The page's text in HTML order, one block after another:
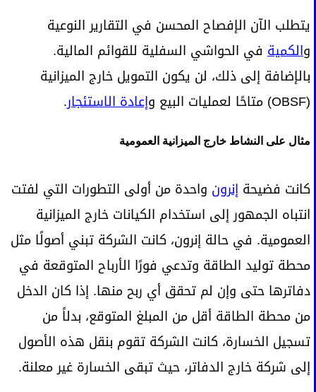
يتطلب الآن الإفصاح المحسن في التقارير النوعية
والكمية في الحواشي السفلية للقوائم المالية.
بالإضافة إلى ذلك، لن يكون التمويل خارج الميزانية
(OBSF) متاحًا لعمليات البيع و
إعادة الاستئجار.
مثال على النشاط خارج الميزانية العمومية
كانت فضيحة إنرون واحدة من أولى التطورات التي لفتت
انتباه الجمهور إلى استخدام الكيانات خارج الميزانية
العمومية. في حالة إنرون، كانت الشركة تبني أصولًا مثل
محطة توليد الطاقة وتدعي فورًا الأرباح المتوقعة في
دفاترها حتى وإن لم تحقق أي ربح منها. إذا كان الدخل
من محطة الطاقة أقل من المبلغ المتوقع، بدلاً من
تسجيل الخسارة، كانت الشركة تقوم بنقل هذه الأصول
إلى شركة خارج الدفاتر، حيث تبقى الخسارة غير معلنة.